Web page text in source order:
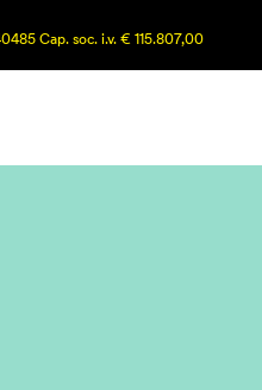
Cap. soc. i.v. € 115.807,00